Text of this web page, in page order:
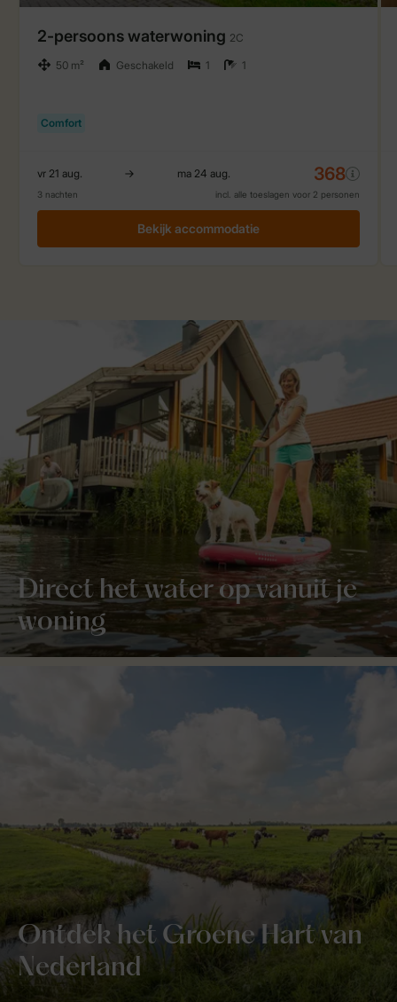
Direct het water op vanuit je
woning
Ontdek het Groene Hart van
Nederland